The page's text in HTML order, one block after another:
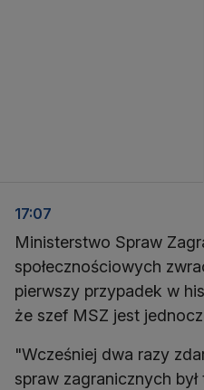
17:07
Ministerstwo Spraw
społecznościowych
pierwszy przypadek w
że szef MSZ jest
"Wcześniej dwa razy
spraw zagranicznych